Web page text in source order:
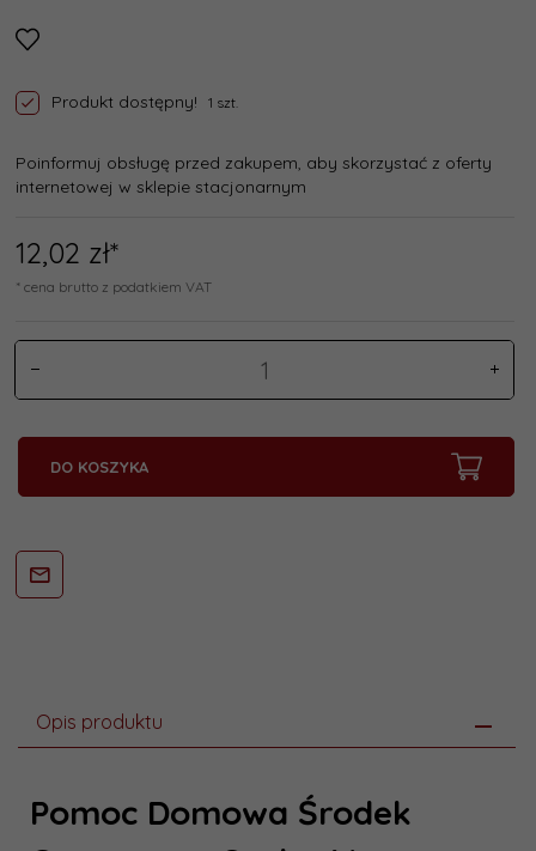
Produkt dostępny! 1 szt.
Poinformuj obsługę przed zakupem, aby skorzystać z oferty
internetowej w sklepie stacjonarnym
12,02 zł*
* cena brutto z podatkiem VAT
DO KOSZYKA
Opis produktu
Pomoc Domowa Środek